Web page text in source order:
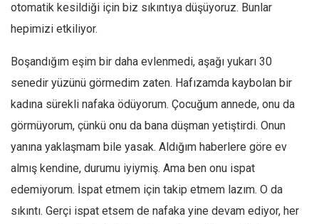
otomatik kesildiği için biz sıkıntıya düşüyoruz. Bunlar
hepimizi etkiliyor.
Boşandığım eşim bir daha evlenmedi, aşağı yukarı 30
senedir yüzünü görmedim zaten. Hafızamda kaybolan bir
kadına sürekli nafaka ödüyorum. Çocuğum annede, onu da
görmüyorum, çünkü onu da bana düşman yetiştirdi. Onun
yanına yaklaşmam bile yasak. Aldığım haberlere göre ev
almış kendine, durumu iyiymiş. Ama ben onu ispat
edemiyorum. İspat etmem için takip etmem lazım. O da
sıkıntı. Gerçi ispat etsem de nafaka yine devam ediyor, her